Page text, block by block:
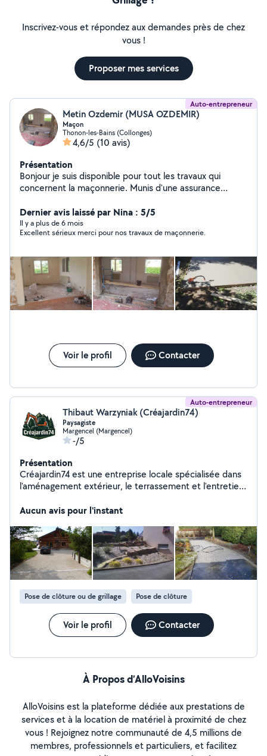
Inscrivez-vous et répondez aux demandes près de chez
vous !
Proposer mes services
Auto-entrepreneur
Metin Ozdemir (MUSA OZDEMIR)
Maçon
Thonon-les-Bains (Collonges)
4,6/5 (10 avis)
Présentation
Bonjour je suis disponible pour tout les travaux qui
concernent la maçonnerie. Munis d'une assurance
Dernier avis laissé par Nina : 5/5
Il y a plus de 6 mois
Excellent sérieux merci pour nos travaux de maçonnerie.
Voir le profil Contacter
Auto-entrepreneur
Thibaut Warzyniak (Créajardin74)
Paysagiste
Margencel (Margencel)
-/5
Présentation
Créajardin74 est une entreprise locale spécialisée dans
l'aménagement extérieur, le terrassement et l'entretien
seul interlocuteur pour un service personnalisé.
Aucun avis pour l'instant
Pose de clôture ou de grillage Pose de clôture
Voir le profil Contacter
À Propos d’AlloVoisins
AlloVoisins est la plateforme dédiée aux prestations de
services et à la location de matériel à proximité de chez
vous ! Rejoignez notre communauté de 4,5 millions de
membres, professionnels et particuliers, et facilitez